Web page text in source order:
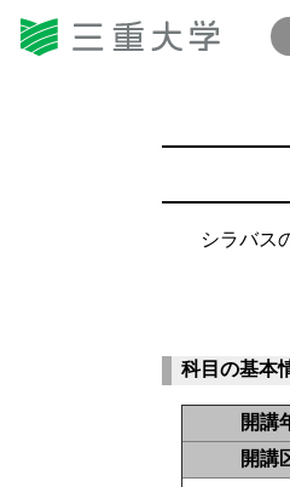
シラバス
科目の基本
開講
開講